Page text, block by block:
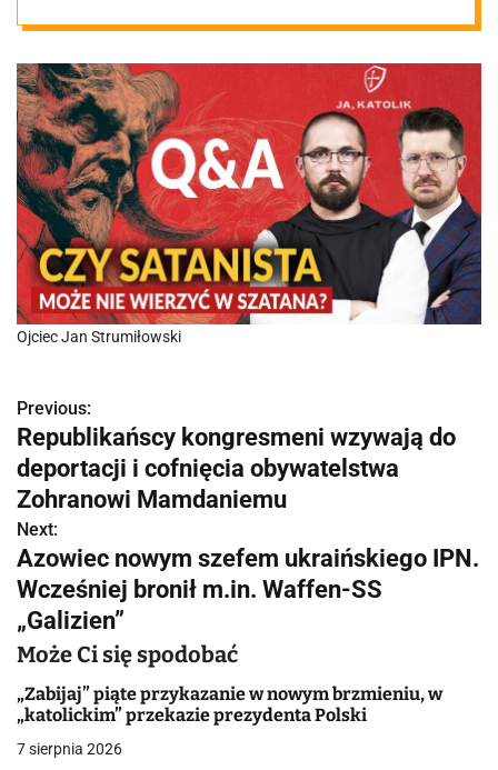
Ojciec Jan Strumiłowski
N
a
w
i
g
a
c
j
a
Previous:
Republikańscy kongresmeni wzywają do
deportacji i cofnięcia obywatelstwa
Zohranowi Mamdaniemu
Next:
Azowiec nowym szefem ukraińskiego IPN.
Wcześniej bronił m.in. Waffen-SS
„Galizien”
Może Ci się spodobać
„Zabijaj” piąte przykazanie w nowym brzmieniu, w
„katolickim” przekazie prezydenta Polski
7 sierpnia 2026